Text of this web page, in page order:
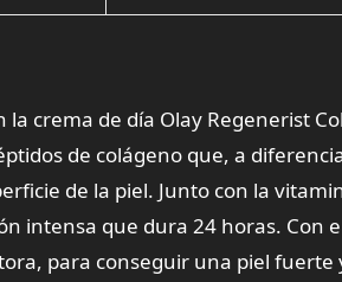
crema de día Olay Regenerist
de colágeno que, a
de la piel. Junto con la
intensa que dura 24 horas. Con
para conseguir una piel fuerte